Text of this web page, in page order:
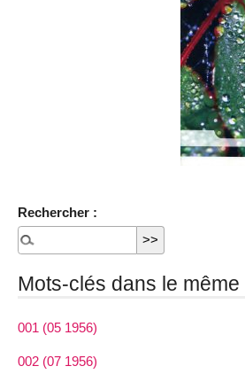
Rechercher :
Mots-clés dans le même
001 (05 1956)
002 (07 1956)